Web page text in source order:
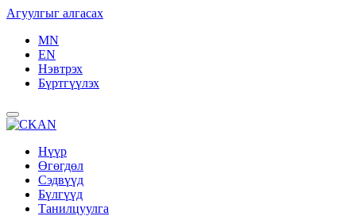
Агуулгыг алгасах
MN
EN
Нэвтрэх
Бүртгүүлэх
Нүүр
Өгөгдөл
Сэдвүүд
Бүлгүүд
Танилцуулга